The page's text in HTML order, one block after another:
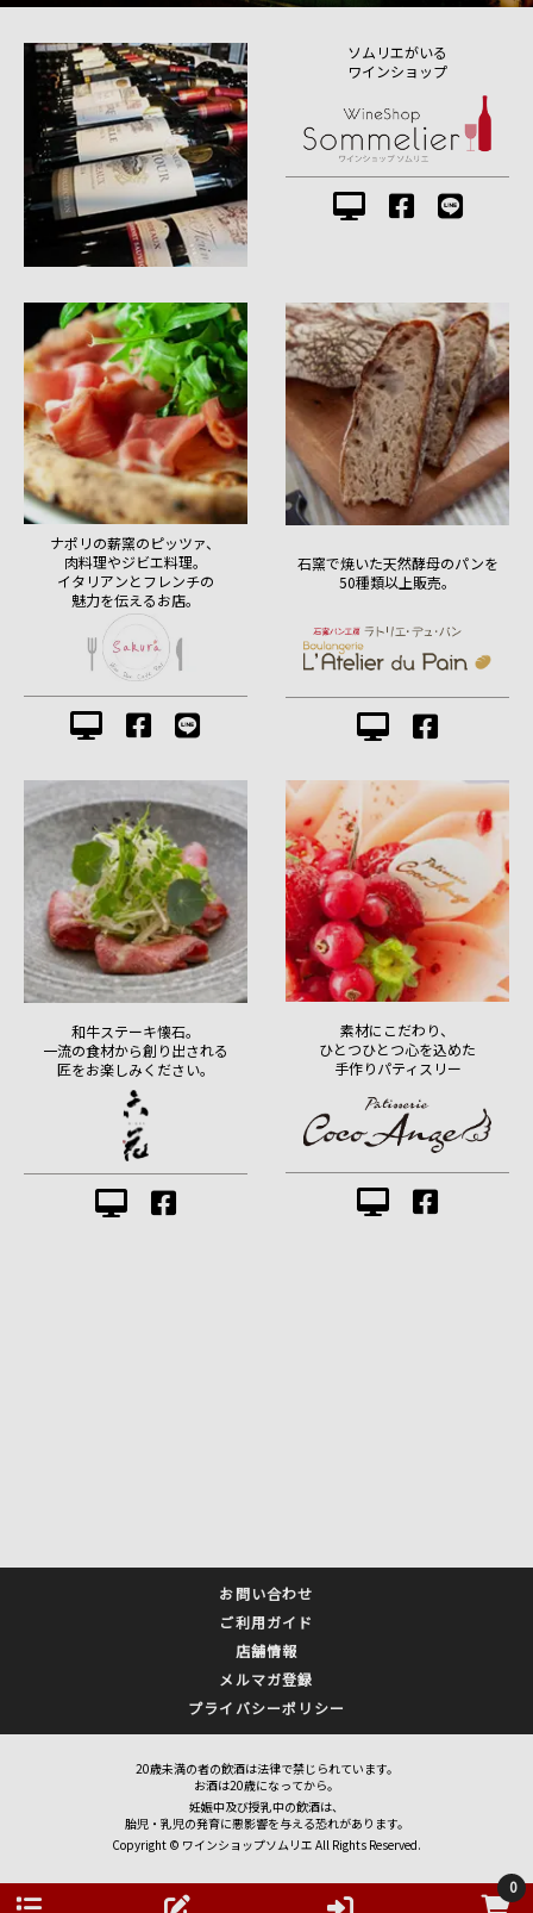
0
ソムリエがいる
ワインショップ
ナポリの薪窯のピッツァ、
肉料理やジビエ料理。
イタリアンとフレンチの
魅力を伝えるお店。
石窯で焼いた天然酵母のパンを
50種類以上販売。
和牛ステーキ懐石。
一流の食材から創り出される
匠をお楽しみください。
素材にこだわり、
ひとつひとつ心を込めた
手作りパティスリー
お問い合わせ
ご利用ガイド
店舗情報
メルマガ登録
プライバシーポリシー
20歳未満の者の飲酒は法律で禁じられています。
お酒は20歳になってから。
妊娠中及び授乳中の飲酒は、
胎児・乳児の発育に悪影響を与える恐れがあります。
Copyright © ワインショップソムリエ All Rights Reserved.